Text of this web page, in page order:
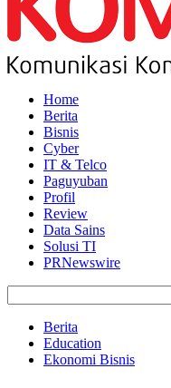
Home
Berita
Bisnis
Cyber
IT & Telco
Paguyuban
Profil
Review
Data Sains
Solusi TI
PRNewswire
Berita
Education
Ekonomi Bisnis